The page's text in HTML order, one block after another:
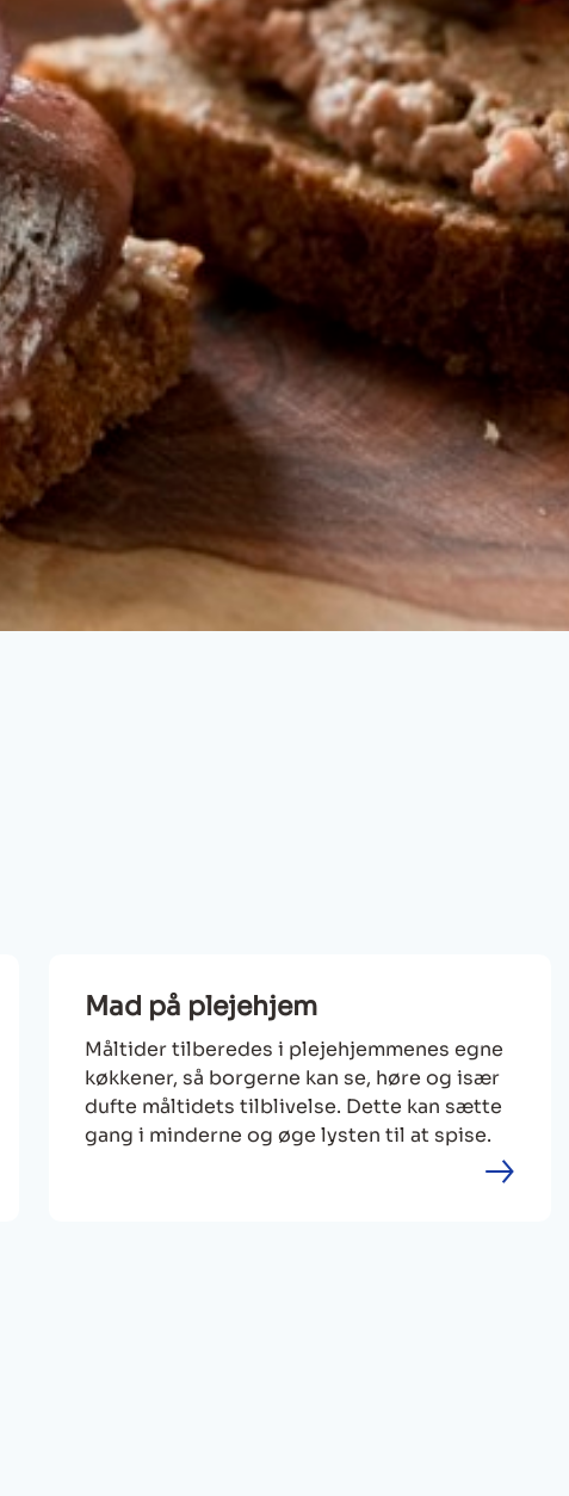
Mad på plejehjem
Måltider tilberedes i plejehjemmenes egne
køkkener, så borgerne kan se, høre og især
dufte måltidets tilblivelse. Dette kan sætte
gang i minderne og øge lysten til at spise.